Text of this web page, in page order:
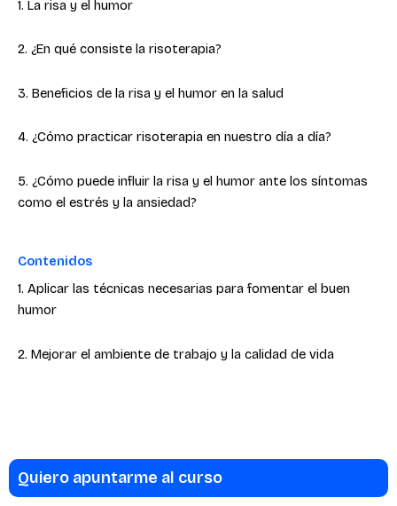
1. La risa y el humor
2. ¿En qué consiste la risoterapia?
3. Beneficios de la risa y el humor en la salud
4. ¿Cómo practicar risoterapia en nuestro día a día?
5. ¿Cómo puede influir la risa y el humor ante los síntomas
como el estrés y la ansiedad?
Contenidos
1. Aplicar las técnicas necesarias para fomentar el buen
humor
2. Mejorar el ambiente de trabajo y la calidad de vida
Quiero apuntarme al curso